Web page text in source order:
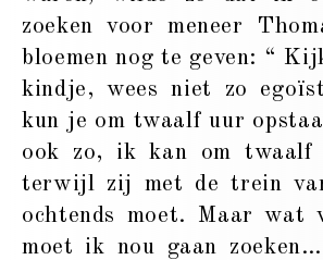
zoeken voor meneer
bloemen nog te geven: “
kindje, wees niet zo
kun je om twaalf uur
ook zo, ik kan om twaalf
terwijl zij met de trein
ochtends moet. Maar wat
moet ik nou gaan